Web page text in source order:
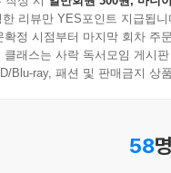
이기적인 사람이 되어
하지 말 것, 당장 마감
민하게 되는 상황들이 생
한 가지 기술만 익히는
리뷰만 YES포인트 지급됩니
정 시점부터 마지막 회차 주
래스는 사락 독서모임 게시
Blu-ray, 패션 및 판매금지 상
58